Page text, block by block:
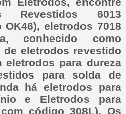
Revestidos 6013
eletrodos 7018
conhecido como
de eletrodos revestido
eletrodos para dureza
para solda de
há eletrodos para
e Eletrodos para
código 308L). Os